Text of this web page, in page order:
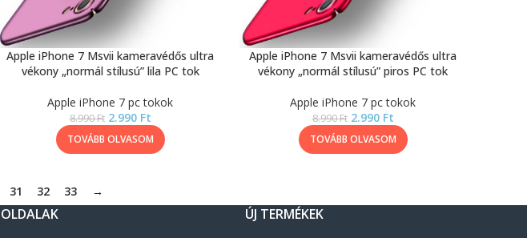
Apple iPhone 7 Msvii kameravédős ultra
vékony „normál stílusú” lila PC tok
Apple iPhone 7 pc tokok
8.990Ft 2.990 Ft
TOVÁBB OLVASOM
Apple iPhone 7 Msvii kameravédős ultra
vékony „normál stílusú” piros PC tok
Apple iPhone 7 pc tokok
8.990Ft 2.990 Ft
TOVÁBB OLVASOM
31 32 33 →
OLDALAK ÚJ TERMÉKEK